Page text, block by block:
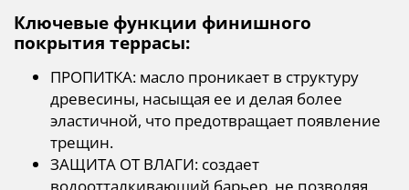
Ключевые функции финишного
покрытия террасы:
ПРОПИТКА: масло проникает в структуру
древесины, насыщая ее и делая более
эластичной, что предотвращает появление
трещин.
ЗАЩИТА ОТ ВЛАГИ: создает